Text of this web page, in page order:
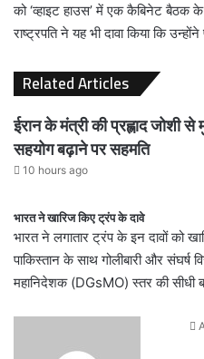
को ‘व्हाइट हाउस’ में एक कैबिनेट बैठक के
राष्ट्रपति ने यह भी दावा किया कि
Related Articles
ईरान के मंत्री की प्रह्लाद जोशी से
सहयोग बढ़ाने पर सहमति
10 hours ago
भारत ने खारिज किए ट्रंप के दावे
भारत ने लगातार ट्रंप के इन दावों को
पाकिस्तान के साथ गोलीबारी और संघर्ष
महानिदेशक (DGsMO) स्तर की सीधी